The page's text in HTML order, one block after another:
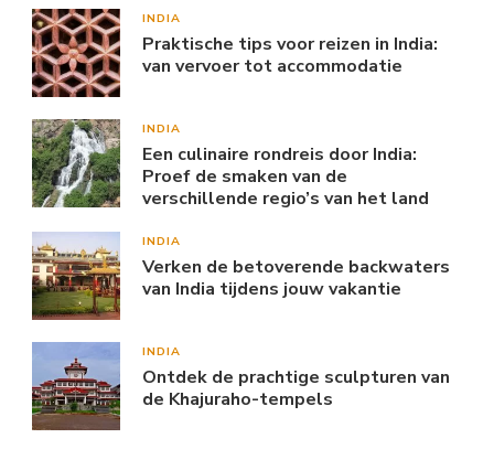
INDIA
Praktische tips voor reizen in India:
van vervoer tot accommodatie
INDIA
Een culinaire rondreis door India:
Proef de smaken van de
verschillende regio’s van het land
INDIA
Verken de betoverende backwaters
van India tijdens jouw vakantie
INDIA
Ontdek de prachtige sculpturen van
de Khajuraho-tempels